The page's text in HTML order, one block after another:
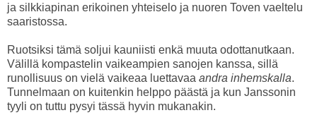
ja silkkiapinan erikoinen yhteiselo ja nuoren Toven vaeltelu
saaristossa.
Ruotsiksi tämä soljui kauniisti enkä muuta odottanutkaan.
Välillä kompastelin vaikeampien sanojen kanssa, sillä
runollisuus on vielä vaikeaa luettavaa andra inhemskalla.
Tunnelmaan on kuitenkin helppo päästä ja kun Janssonin
tyyli on tuttu pysyi tässä hyvin mukanakin.